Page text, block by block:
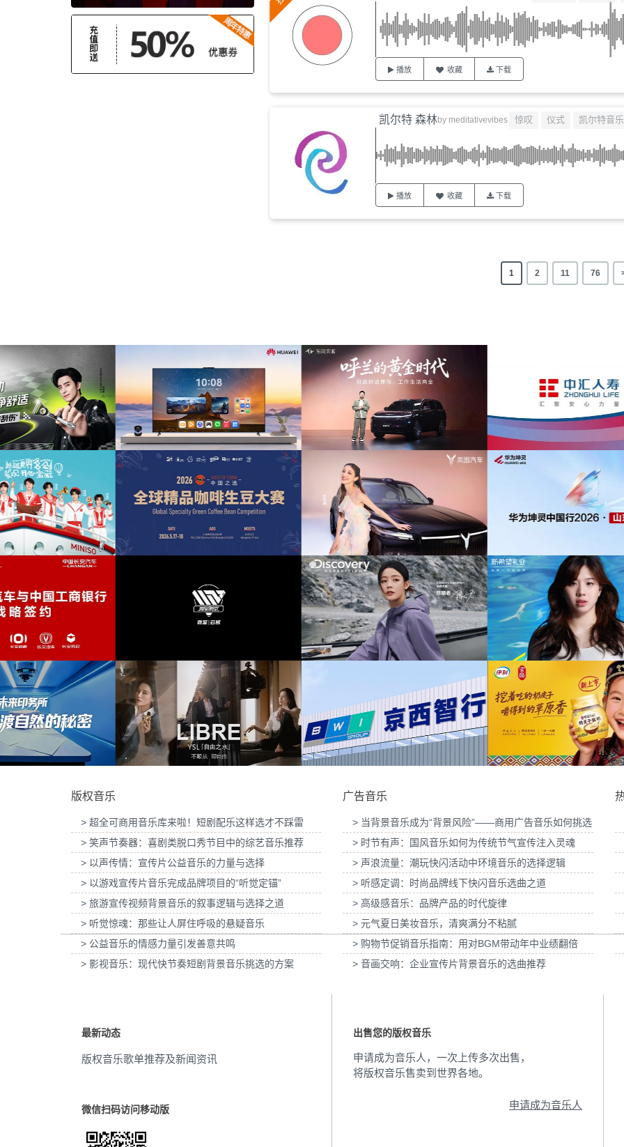
魔幻
未来感
科幻 (55)
电影 (54)
史诗 (53)
(53)
商业 (52)
冒险 (51)
节拍
冥想的 (50)
(50)
(49)
(49)
视频 (49)
抒情
轻盈 (47)
伤感 (47)
预告片 (47)
阴魂不散 (46)
神秘主义 (45)
万圣节
希望 (43)
播放 收藏 下载
凯尔特 森林by meditativevibes 惊叹 仪式 凯尔特音乐
播放 收藏 下载
1 2 11 76
智慧屏Mate TV鸿蒙智家发布会提供音
乐版权
为东风奕派M8上市发布会项目提供音乐版权 为中汇人寿三周年宣传项目提供音乐版权
中国之选”全球精品咖啡生豆大赛提供
音乐版权
为岚图泰山X8上市发布会互动项目提供音乐
为华为中国行2026山东站传播项目提供音乐
版权
为光明优加x上海博
目提供
航空科技公司产品宣传项目提供音乐版
权
为Discovery expedition北京店铺活动提供音
乐版权
为新希望乳业唐钱婷品牌代言项目提供音乐版
为大众汽车ID与众
音
莱雅-YSL LIBRE「自由之水」妇女节宣
传项目提供音乐版权
为张家口京西智行科技BWI媒体3D动画科普
项目提供音乐版权
为伊利宫酪中规格奶皮子酸奶TVC拍摄提供音
乐版权
为国泰海通证券上海
版权音乐
> 超全可商用音乐库来啦！短剧配乐这样选才不踩雷
> 笑声节奏器：喜剧类脱口秀节目中的综艺音乐推荐
> 以声传情：宣传片公益音乐的力量与选择
> 以游戏宣传片音乐完成品牌项目的“听觉定锚”
> 旅游宣传视频背景音乐的叙事逻辑与选择之道
> 听觉惊魂：那些让人屏住呼吸的悬疑音乐
> 公益音乐的情感力量引发善意共鸣
> 影视音乐：现代快节奏短剧背景音乐挑选的方案
广告音乐
> 当背景音乐成为“背景风险”——商用广告音乐如何挑选
> 时节有声：国风音乐如何为传统节气宣传注入灵魂
> 声浪流量：潮玩快闪活动中环境音乐的选择逻辑
> 听感定调：时尚品牌线下快闪音乐选曲之道
> 高级感音乐：品牌产品的时代旋律
> 元气夏日美妆音乐，清爽满分不粘腻
> 购物节促销音乐指南：用对BGM带动年中业绩翻倍
> 音画交响：企业宣传片背景音乐的选曲推荐
最新动态
版权音乐歌单推荐及新闻资讯
微信扫码访问移动版
出售您的版权音乐
申请成为音乐人，一次上传多次出售，
将版权音乐售卖到世界各地。
申请成为音乐人